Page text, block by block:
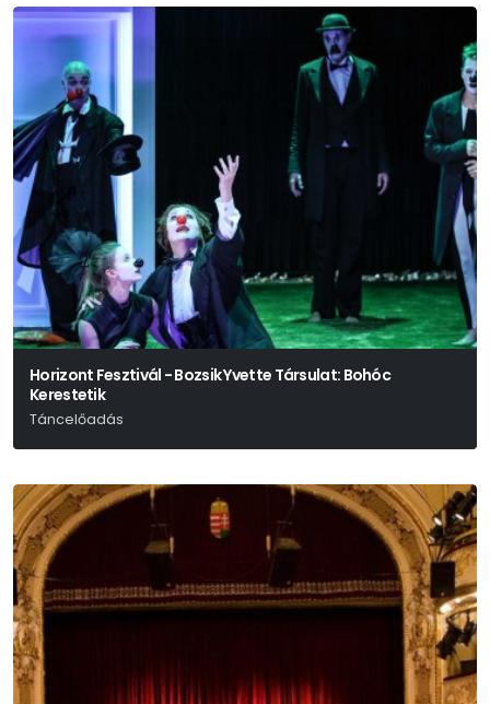
Horizont Fesztivál - Bozsik Yvette Társulat: Bohóc
Kerestetik
Táncelőadás